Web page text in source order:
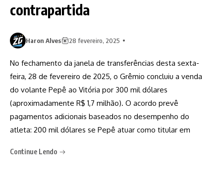
contrapartida
Haron Alves 28 fevereiro, 2025
No fechamento da janela de transferências desta sexta-
feira, 28 de fevereiro de 2025, o Grêmio concluiu a venda
do volante Pepê ao Vitória por 300 mil dólares
(aproximadamente R$ 1,7 milhão). O acordo prevê
pagamentos adicionais baseados no desempenho do
atleta: 200 mil dólares se Pepê atuar como titular em
Continue Lendo